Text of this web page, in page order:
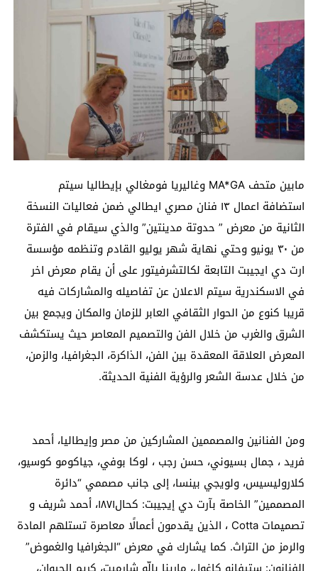
مابين متحف MA*GA وغاليريا فومغالي بإيطاليا سيتم
استضافة اعمال ١٣ فنان مصري ايطالي ضمن فعاليات النسخة
الثانية من معرض ” حدوتة مدينتين” والذي سيقام في الفترة
من ٣٠ يونيو وحتي نهاية شهر يوليو القادم وتنظمه مؤسسة
ارت دي ايجيبت التابعة لكالتشرفيتور على أن يقام معرض اخر
في الاسكندرية سيتم الاعلان عن تفاصيله والمشاركات فيه
قريبا كنوع من الحوار الثقافي العابر للزمان والمكان ويجمع بين
الشرق والغرب من خلال الفن والتصميم المعاصر حيث يستكشف
المعرض العلاقة المعقدة بين الفن، الذاكرة، الجغرافيا، والزمن،
من خلال عدسة الشعر والرؤية الفنية الحديثة.
ومن الفنانين والمصممين المشاركين من مصر وإيطاليا، أحمد
فريد ، جمال بسيوني، حسن رجب ، لوكا بوفي، جياكومو كوسيو،
كلاروليسيس، ولويجي بينسا، إلى جانب مصممي “دائرة
المصممين” الخاصة بآرت دي إيجيبت: كحال١٨٧١، أحمد شريف و
تصميمات Cotta ، الذين يقدمون أعمالًا معاصرة تستلهم المادة
والرمز من التراث. كما يشارك في معرض “الجغرافيا والغموض”